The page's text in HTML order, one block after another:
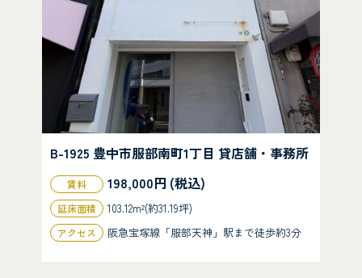
B-1925 豊中市服部南町1丁目 貸店舗・事務所
賃料 198,000円 (税込)
延床面積 103.12m²(約31.19坪)
アクセス 阪急宝塚線「服部天神」駅まで徒歩約3分